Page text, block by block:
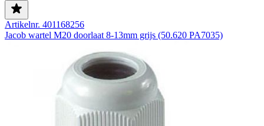
Artikelnr. 401168256
Jacob wartel M20 doorlaat 8-13mm grijs (50.620 PA7035)